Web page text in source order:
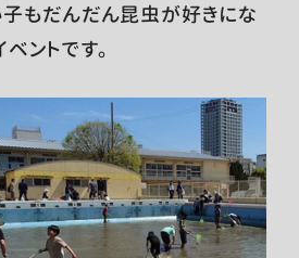
子もだんだん昆虫が好きにな
ントです。